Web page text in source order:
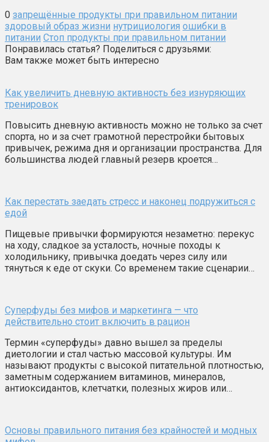
0 запрещённые продукты при правильном питании
здоровый образ жизни нутрициология ошибки в
питании Стоп продукты при правильном питании
Понравилась статья? Поделиться с друзьями:
Вам также может быть интересно
Как увеличить дневную активность без изнуряющих
тренировок
Повысить дневную активность можно не только за счет
спорта, но и за счет грамотной перестройки бытовых
привычек, режима дня и организации пространства. Для
большинства людей главный резерв кроется…
Как перестать заедать стресс и наконец подружиться с
едой
Пищевые привычки формируются незаметно: перекус
на ходу, сладкое за усталость, ночные походы к
холодильнику, привычка доедать через силу или
тянуться к еде от скуки. Со временем такие сценарии…
Суперфуды без мифов и маркетинга — что
действительно стоит включить в рацион
Термин «суперфуды» давно вышел за пределы
диетологии и стал частью массовой культуры. Им
называют продукты с высокой питательной плотностью,
заметным содержанием витаминов, минералов,
антиоксидантов, клетчатки, полезных жиров или…
Основы правильного питания без крайностей и модных